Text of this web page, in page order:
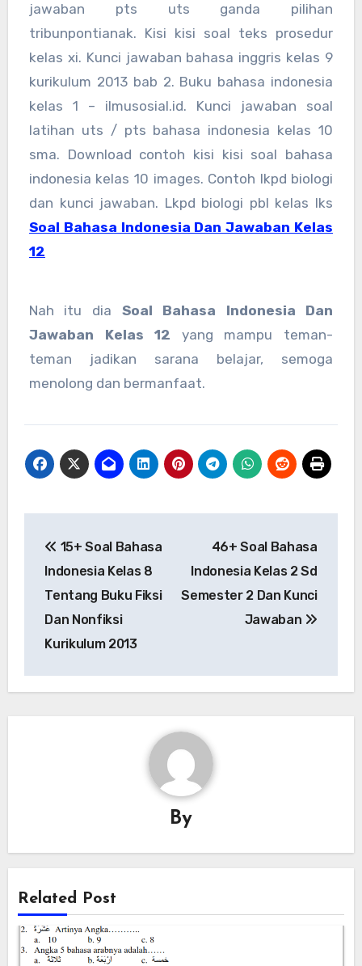
jawaban pts uts ganda pilihan
tribunpontianak. Kisi kisi soal teks prosedur
kelas xi. Kunci jawaban bahasa inggris kelas 9
kurikulum 2013 bab 2. Buku bahasa indonesia
kelas 1 – ilmusosial.id. Kunci jawaban soal
latihan uts / pts bahasa indonesia kelas 10
sma. Download contoh kisi kisi soal bahasa
indonesia kelas 10 images. Contoh lkpd biologi
dan kunci jawaban. Lkpd biologi pbl kelas lks
Soal Bahasa Indonesia Dan Jawaban Kelas
12
Nah itu dia Soal Bahasa Indonesia Dan
Jawaban Kelas 12 yang mampu teman-
teman jadikan sarana belajar, semoga
menolong dan bermanfaat.
navigation
15+ Soal Bahasa
Indonesia Kelas 8
Tentang Buku Fiksi
Dan Nonfiksi
Kurikulum 2013
46+ Soal Bahasa
Indonesia Kelas 2 Sd
Semester 2 Dan Kunci
Jawaban
By
Related Post